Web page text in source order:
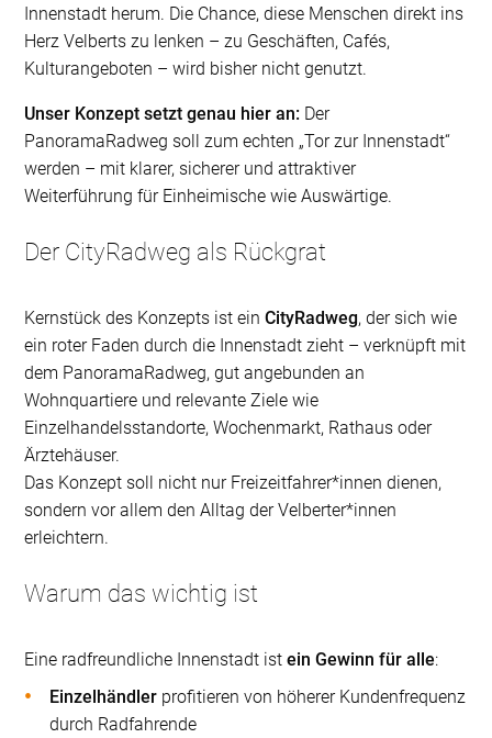
Innenstadt herum. Die Chance, diese Menschen direkt ins
Herz Velberts zu lenken – zu Geschäften, Cafés,
Kulturangeboten – wird bisher nicht genutzt.
Unser Konzept setzt genau hier an: Der
PanoramaRadweg soll zum echten „Tor zur Innenstadt“
werden – mit klarer, sicherer und attraktiver
Weiterführung für Einheimische wie Auswärtige.
Der CityRadweg als Rückgrat
Kernstück des Konzepts ist einCityRadweg, der sich wie
ein roter Faden durch die Innenstadt zieht – verknüpft mit
dem PanoramaRadweg, gut angebunden an
Wohnquartiere und relevante Ziele wie
Einzelhandelsstandorte, Wochenmarkt, Rathaus oder
Ärztehäuser.
Das Konzept soll nicht nur Freizeitfahrer*innen dienen,
sondern vor allem den Alltag der Velberter*innen
erleichtern.
Warum das wichtig ist
Eine radfreundliche Innenstadt istein Gewinn für alle:
Einzelhändler profitieren von höherer Kundenfrequenz
durch Radfahrende